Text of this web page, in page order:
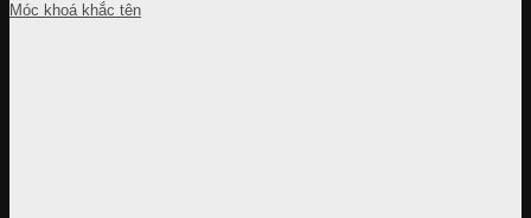
Móc khoá khắc tên